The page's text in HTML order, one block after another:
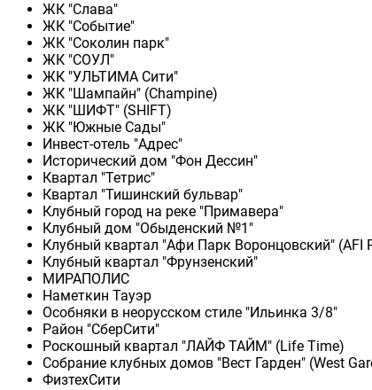
ЖК "Слава"
ЖК "Событие"
ЖК "Соколин парк"
ЖК "СОУЛ"
ЖК "УЛЬТИМА Сити"
ЖК "Шампайн" (Champine)
ЖК "ШИФТ" (SHIFT)
ЖК "Южные Сады"
Инвест-отель "Адрес"
Исторический дом "Фон Дессин"
Квартал "Тетрис"
Квартал "Тишинский бульвар"
Клубный город на реке "Примавера"
Клубный дом "Обыденский №1"
Клубный квартал "Афи Парк Воронцовский" (AFI
Клубный квартал "Фрунзенский"
МИРАПОЛИС
Наметкин Тауэр
Особняки в неорусском стиле "Ильинка 3/8"
Район "СберСити"
Роскошный квартал "ЛАЙФ ТАЙМ" (Life Time)
Собрание клубных домов "Вест Гарден" (West
ФизтехСити